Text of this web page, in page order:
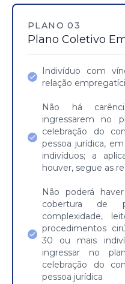
PLANO 03
Plano Coletivo
Indivíduo com
relação
Não há
ingressarem no
celebração do
pessoa jurídica,
indivíduos; a
houver, segue as
Não poderá
cobertura de
complexidade,
procedimentos
30 ou mais
ingressar no
celebração do
pessoa jurídica